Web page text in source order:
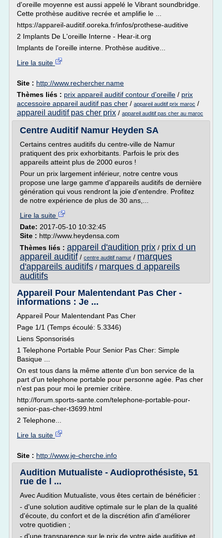
d'oreille moyenne est aussi appelé le Vibrant soundbridge.
Cette prothèse auditive recrée et amplifie le ...
https://appareil-auditif.ooreka.fr/infos/prothese-auditive
2 Implants De L'oreille Interne - Hear-it.org
Implants de l'oreille interne. Prothèse auditive...
Lire la suite
Site : http://www.rechercher.name
Thèmes liés : prix appareil auditif contour d'oreille / prix
accessoire appareil auditif pas cher / appareil auditif prix maroc /
appareil auditif pas cher prix / appareil auditif pas cher au maroc
Centre Auditif Namur Heyden SA
Certains centres auditifs du centre-ville de Namur
pratiquent des prix exhorbitants. Parfois le prix des
appareils atteint plus de 2000 euros !
Pour un prix largement inférieur, notre centre vous
propose une large gamme d'appareils auditifs de dernière
génération qui vous rendront la joie d'entendre. Profitez
de notre expérience de plus de 30 ans,...
Lire la suite
Date: 2017-05-10 10:32:45
Site : http://www.heydensa.com
Thèmes liés : appareil d'audition prix / prix d un
appareil auditif / centre auditif namur / marques
d'appareils auditifs / marques d appareils
auditifs
Appareil Pour Malentendant Pas Cher -
informations : Je ...
Appareil Pour Malentendant Pas Cher
Page 1/1 (Temps écoulé: 5.3346)
Liens Sponsorisés
1 Telephone Portable Pour Senior Pas Cher: Simple
Basique ...
On est tous dans la même attente d'un bon service de la
part d'un telephone portable pour personne agée. Pas cher
n'est pas pour moi le premier critère.
http://forum.sports-sante.com/telephone-portable-pour-
senior-pas-cher-t3699.html
2 Telephone...
Lire la suite
Site : http://www.je-cherche.info
Audition Mutualiste - Audioprothésiste, 51
rue de l ...
Avec Audition Mutualiste, vous êtes certain de bénéficier :
- d'une solution auditive optimale sur le plan de la qualité
d'écoute, du confort et de la discrétion afin d'améliorer
votre quotidien ;
- d'une transparence sur le prix de votre aide auditive et